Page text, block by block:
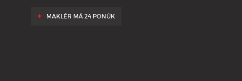
MAKLÉR MÁ 24 PONÚK